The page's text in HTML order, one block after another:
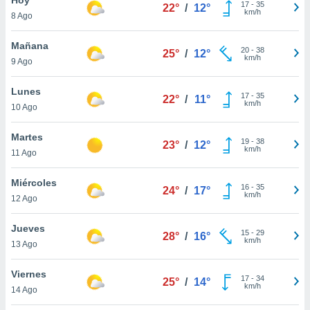
en
más
nuestra
de
cookies
aceptar
8 Ago
22° / 12° 17- 35
km/h
Mañana
9 Ago
25° / 12° 20- 38
km/h
Lunes
10 Ago
22° / 11° 17- 35
km/h
Martes
11 Ago
23° / 12° 19- 38
km/h
Miércoles
12 Ago
24° / 17° 16- 35
km/h
Jueves
13 Ago
28° / 16° 15- 29
km/h
Viernes
14 Ago
25° / 14° 17- 34
km/h